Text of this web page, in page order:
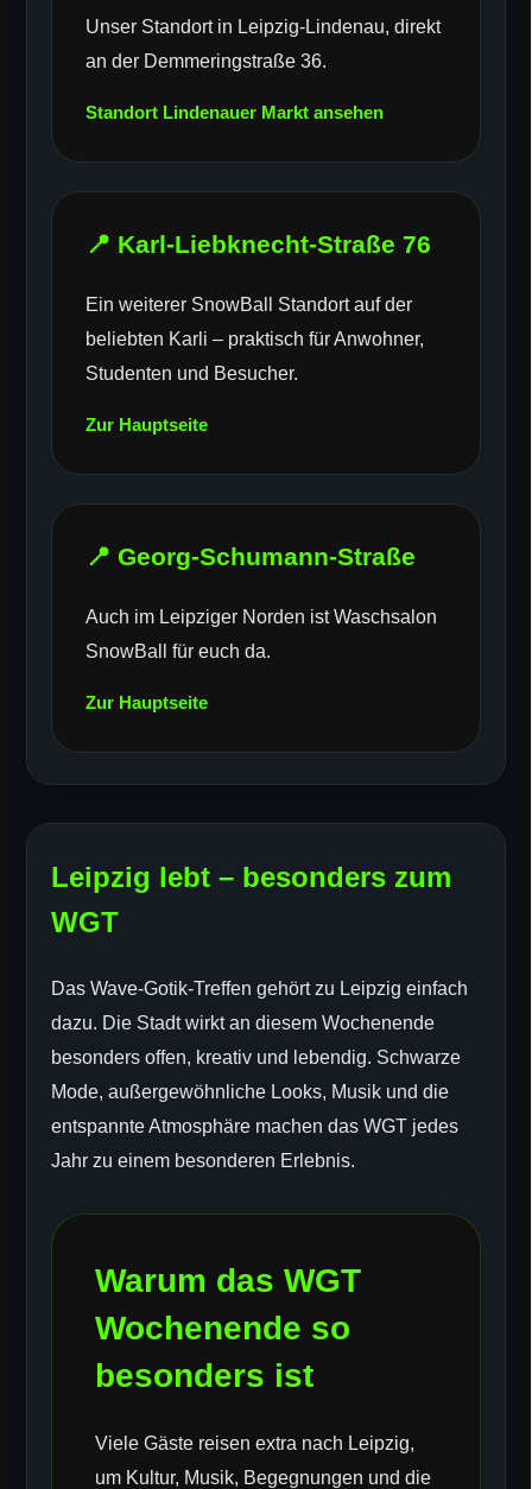
Unser Standort in Leipzig-Lindenau, direkt
an der Demmeringstraße 36.
Standort Lindenauer Markt ansehen
📍 Karl-Liebknecht-Straße 76
Ein weiterer SnowBall Standort auf der
beliebten Karli – praktisch für Anwohner,
Studenten und Besucher.
Zur Hauptseite
📍 Georg-Schumann-Straße
Auch im Leipziger Norden ist Waschsalon
SnowBall für euch da.
Zur Hauptseite
Leipzig lebt – besonders zum
WGT
Das Wave-Gotik-Treffen gehört zu Leipzig einfach
dazu. Die Stadt wirkt an diesem Wochenende
besonders offen, kreativ und lebendig. Schwarze
Mode, außergewöhnliche Looks, Musik und die
entspannte Atmosphäre machen das WGT jedes
Jahr zu einem besonderen Erlebnis.
Warum das WGT
Wochenende so
besonders ist
Viele Gäste reisen extra nach Leipzig,
um Kultur, Musik, Begegnungen und die